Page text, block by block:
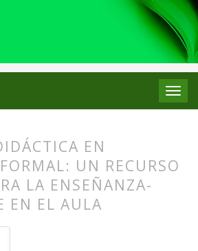
Núm. 31 (2024): Monográfico: Didáctica
EN
UN RECURSO
LA ENSEÑANZA-
EN EL AULA